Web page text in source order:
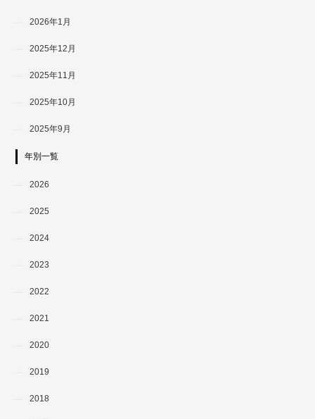
2026年1月
2025年12月
2025年11月
2025年10月
2025年9月
年別一覧
2026
2025
2024
2023
2022
2021
2020
2019
2018